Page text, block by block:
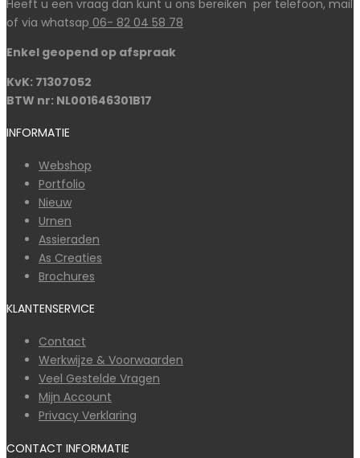
Heeft u een vraag dan kunt u ons bereiken per telefoon, mail
of via whatsap 06- 82 04 58 78
Enkel geopend op afspraak
KvK: 71307052
BTW nr: NL001646301B17
INFORMATIE
Webshop
Portfolio
Nieuw
Urnen
Assieraden
As Creaties
Brochures
KLANTENSERVICE
Contact
Werkwijze & Voorwaarden
Veel Gestelde Vragen
Mijn Account
Privacy Verklaring
CONTACT INFORMATIE